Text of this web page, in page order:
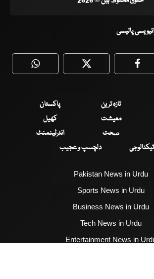
پالیسی
WhatsApp Twitter
تازہ ترین
پاکستان
معیشت
کھیل
صحت
انٹرٹینمنٹ
ٹیکنالوجی
دلچسپ و عجیب
Pakistan News in Urdu
Sports News in Urdu
Business News in Urdu
Tech News in Urdu
Entertainment News in